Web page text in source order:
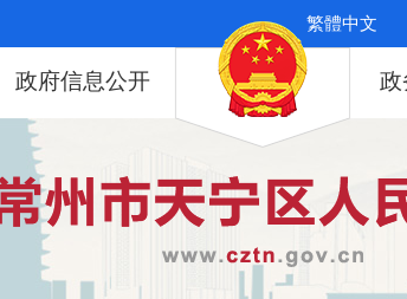
繁體中文
政府信息公开 政